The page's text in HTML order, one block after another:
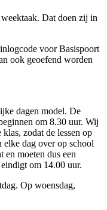
Dat doen zij in
voor Basispoort
ook geoefend worden
dagen model. De
om 8.30 uur. Wij
zodat de lessen op
dag over op school
en moeten dus een
om 14.00 uur.
Op woensdag,